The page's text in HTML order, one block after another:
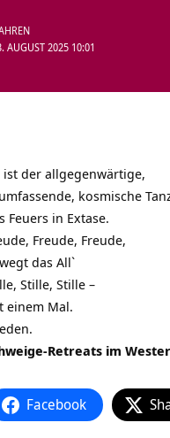
AUGUST 2025 10:01
ist der allgegenwärtige,
kosmische
Feuers in Extase.
Freude, Freude,
das All`
Stille, Stille –
einem Mal.
Retreats im
Facebook